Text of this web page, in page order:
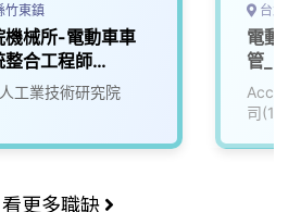
竹東鎮
機械所-電動車車
整合工程師
工業技術研究院
台北
電動
管_電
司
看更多職缺